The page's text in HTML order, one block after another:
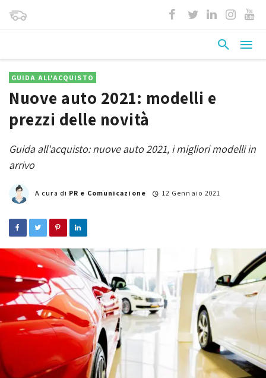
GUIDA ALL'ACQUISTO
Nuove auto 2021: modelli e
prezzi delle novità
Guida all'acquisto: nuove auto 2021, i migliori modelli in
arrivo
A cura di PR e Comunicazione 12 Gennaio 2021